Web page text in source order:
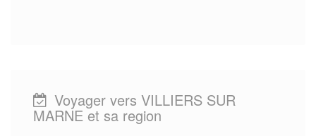
Voyager vers VILLIERS SUR
MARNE et sa region